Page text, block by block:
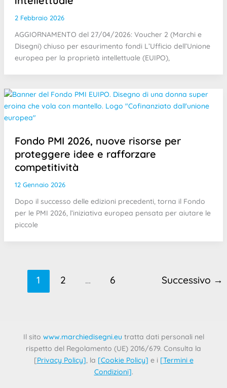
2 Febbraio 2026
AGGIORNAMENTO del 27/04/2026: Voucher 2 (Marchi e
Disegni) chiuso per esaurimento fondi L’Ufficio dell’Unione
europea per la proprietà intellettuale (EUIPO),
Fondo PMI 2026, nuove risorse per
proteggere idee e rafforzare
competitività
12 Gennaio 2026
Dopo il successo delle edizioni precedenti, torna il Fondo
per le PMI 2026, l’iniziativa europea pensata per aiutare le
piccole
1 2 … 6 Successivo →
Il sito www.marchiedisegni.eu tratta dati personali nel
rispetto del Regolamento (UE) 2016/679. Consulta la
[Privacy Policy], la [Cookie Policy] e i [Termini e
Condizioni].